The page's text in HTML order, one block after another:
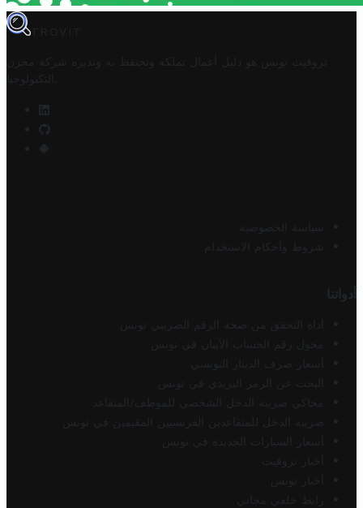
TROVIT
تروفيت تونس هو دليل أعمال تملكه وتحتفظ به وتديره
شركة مخزن
التكنولوجيا
سياسة الخصوصية
شروط وأحكام الاستخدام
أدواتنا
أداة التحقق من صحة الرقم الضريبي تونس
محول رقم الحساب الآيبان في تونس
أسعار صرف الدينار التونسي
البحث عن الرمز البريدي في تونس
محاكي ضريبة الدخل الشخصي للموظف/المتقاعد
ضريبة الدخل للمتقاعدين الفرنسيين المقيمين في تونس
أسعار السيارات الجديدة في تونس
أخبار تروفيت
أخبار تونس
رابط خلفي مجاني